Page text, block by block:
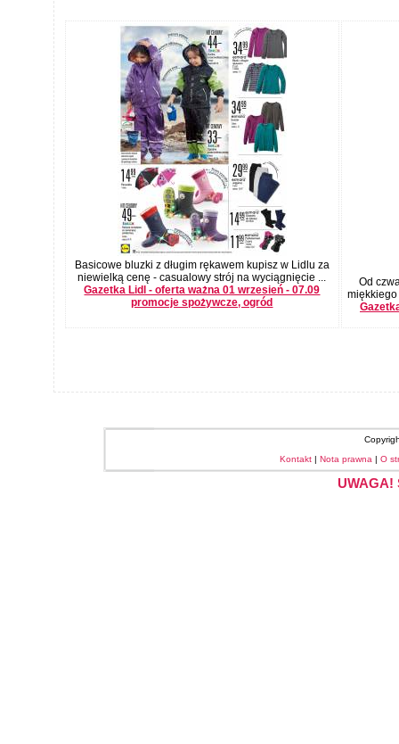
Basicowe bluzki z długim rękawem kupisz w Lidlu za
niewielką cenę - casualowy strój na wyciągnięcie ...
Gazetka Lidl - oferta ważna 01 wrzesień - 07.09
promocje spożywcze, ogród
Od
miękkiego
Kontakt | Nota prawna | O
UWAGA!